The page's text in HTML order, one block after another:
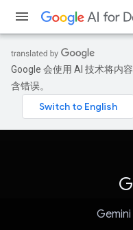
Google 会使用 AI 技术将内
含错误。
Gemini